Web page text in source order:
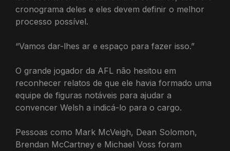
cronograma deles e eles devem definir o melhor
processo possível.
“Vamos dar-lhes ar e espaço para fazer isso.”
O grande jogador da AFL não hesitou em
reconhecer relatos de que ele havia formado uma
equipe de figuras notáveis ​​​​para ajudar a
convencer Welsh a indicá-lo para o cargo.
Pessoas como Mark McVeigh, Dean Solomon,
Brendan McCartney e Michael Voss foram